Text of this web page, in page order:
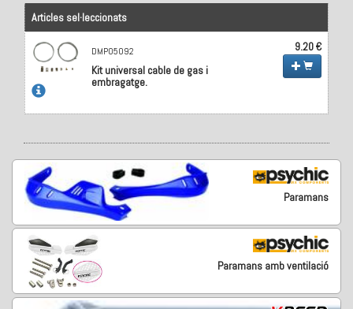
Articles sel·leccionats
DMP05092
Kit universal cable de gas i
embragatge.
9.20 €
Paramans
Paramans amb ventilació